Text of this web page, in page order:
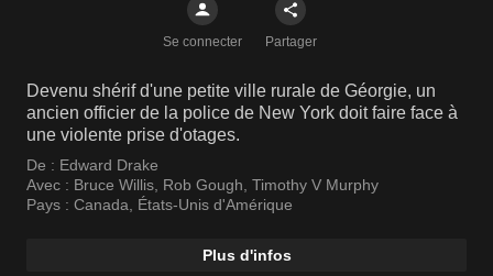
Se connecter Partager
Devenu shérif d'une petite ville rurale de Géorgie, un
ancien officier de la police de New York doit faire face à
une violente prise d'otages.
De : Edward Drake
Avec : Bruce Willis, Rob Gough, Timothy V Murphy
Pays : Canada, États-Unis d'Amérique
Plus d'infos